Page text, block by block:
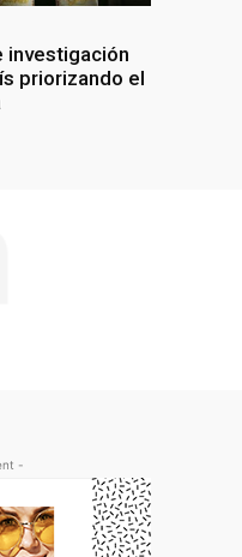
investigación
priorizando el
-